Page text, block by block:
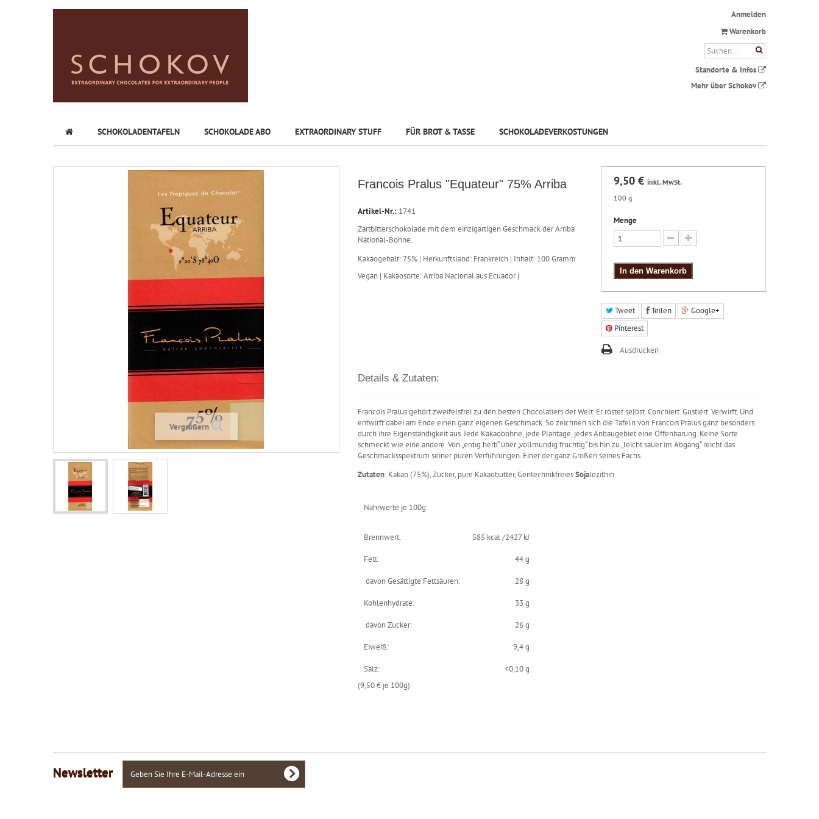
Anmelden
Warenkorb
Standorte & Infos
Mehr über Schokov
SCHOKOLADENTAFELN SCHOKOLADE ABO EXTRAORDINARY STUFF FÜR BROT & TASSE SCHOKOLADEVERKOSTUNGEN
Vergrößern
Francois Pralus "Equateur" 75% Arriba
Artikel-Nr.: 1741
Zartbitterschokolade mit dem einzigartigen Geschmack derArriba
National-Bohne.
Kakaogehalt: 75% | Herkunftsland: Frankreich | Inhalt: 100 Gramm
Vegan | Kakaosorte: Arriba Nacional aus Ecuador |
9,50 € inkl. MwSt.
100 g
Menge
In den Warenkorb
Tweet Teilen
Google+
Pinterest
Ausdrucken
Details & Zutaten:
Francois Pralus gehört zweifelsfrei zu den besten Chocolatiers der Welt. Er röstet selbst. Conchiert. Gustiert. Verwirft. Und
entwirft dabei am Ende einen ganz eigenen Geschmack. So zeichnen sich die Tafeln von Francois Pralus ganz besonders
durch ihre Eigenständigkeit aus. Jede Kakaobohne, jede Plantage, jedes Anbaugebiet eine Offenbarung. Keine Sorte
schmeckt wie eine andere. Von „erdig herb“ über „vollmundig fruchtig“ bis hin zu „leicht sauer im Abgang“ reicht das
Geschmacksspektrum seiner puren Verführungen. Einer der ganz Großen seines Fachs.
Zutaten: Kakao (75%), Zucker, pure Kakaobutter, GentechnikfreiesSojalezithin.
Nährwerte je 100g
Brennwert: 585 kcal /2427 kJ
Fett: 44 g
davon Gesättigte Fettsäuren: 28 g
Kohlenhydrate: 33 g
davon Zucker: 26 g
Eiweiß: 9,4 g
Salz:
<0,10 g
(9,50 € je 100g)
Newsletter